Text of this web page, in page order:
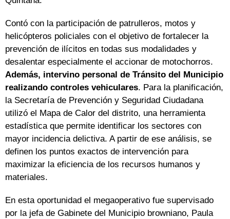
Contó con la participación de patrulleros, motos y
helicópteros policiales con el objetivo de fortalecer la
prevención de ilícitos en todas sus modalidades y
desalentar especialmente el accionar de motochorros.
Además, intervino personal de Tránsito del Municipio
realizando controles vehiculares. Para la planificación,
la Secretaría de Prevención y Seguridad Ciudadana
utilizó el Mapa de Calor del distrito, una herramienta
estadística que permite identificar los sectores con
mayor incidencia delictiva. A partir de ese análisis, se
definen los puntos exactos de intervención para
maximizar la eficiencia de los recursos humanos y
materiales.
En esta oportunidad el megaoperativo fue supervisado
por la jefa de Gabinete del Municipio browniano, Paula